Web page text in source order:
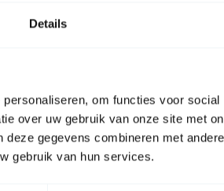
Details
om functies voor
over uw gebruik van onze site met
gegevens combineren met
gebruik van hun services.